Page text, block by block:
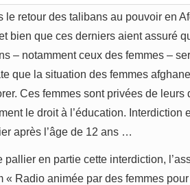
le retour des talibans au pouvoir en
bien que ces derniers aient assuré
– notamment ceux des femmes –
que la situation des femmes
Ces femmes sont privées de leurs
le droit à l’éducation. Interdiction
après l’âge de 12 ans …
pallier en partie cette interdiction,
« Radio animée par des femmes